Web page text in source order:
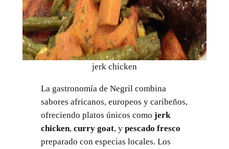
jerk chicken
La gastronomía de Negril combina
sabores africanos, europeos y caribeños,
ofreciendo platos únicos como jerk
chicken, curry goat, y pescado fresco
preparado con especias locales. Los